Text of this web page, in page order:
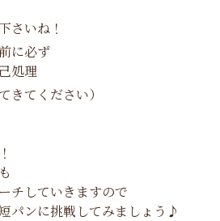
さいね！
に必ず
処理
きてください）
チしていきますので
パンに挑戦してみましょう♪